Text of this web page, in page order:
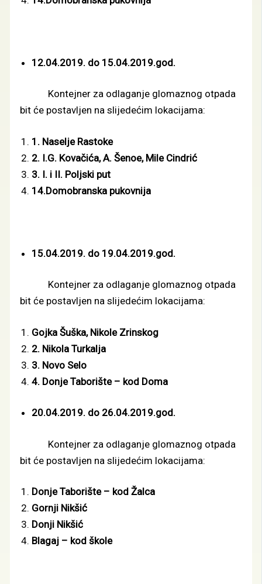
12.04.2019. do 15.04.2019.god.
Kontejner za odlaganje glomaznog otpada
bit će postavljen na slijedećim lokacijama:
1. Naselje Rastoke
2. I.G. Kovačića, A. Šenoe, Mile Cindrić
3. I. i II. Poljski put
14.Domobranska pukovnija
15.04.2019. do 19.04.2019.god.
Kontejner za odlaganje glomaznog otpada
bit će postavljen na slijedećim lokacijama:
Gojka Šuška, Nikole Zrinskog
2. Nikola Turkalja
3. Novo Selo
4. Donje Taborište – kod Doma
20.04.2019. do 26.04.2019.god.
Kontejner za odlaganje glomaznog otpada
bit će postavljen na slijedećim lokacijama:
Donje Taborište – kod Žalca
Gornji Nikšić
Donji Nikšić
Blagaj – kod škole